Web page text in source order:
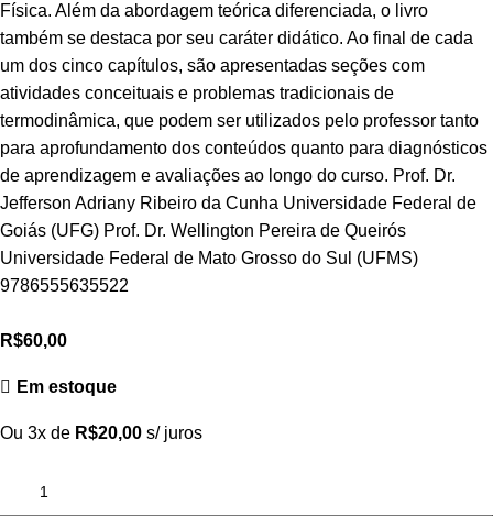
Física. Além da abordagem teórica diferenciada, o livro
também se destaca por seu caráter didático. Ao final de cada
um dos cinco capítulos, são apresentadas seções com
atividades conceituais e problemas tradicionais de
termodinâmica, que podem ser utilizados pelo professor tanto
para aprofundamento dos conteúdos quanto para diagnósticos
de aprendizagem e avaliações ao longo do curso. Prof. Dr.
Jefferson Adriany Ribeiro da Cunha Universidade Federal de
Goiás (UFG) Prof. Dr. Wellington Pereira de Queirós
Universidade Federal de Mato Grosso do Sul (UFMS)
9786555635522
R$60,00
Em estoque
Ou 3x de R$20,00 s/ juros